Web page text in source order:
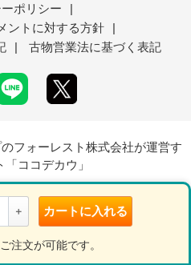
＋ カートに入れる
注文が可能です。
ポリシー
|
ントに対する方針
|
| 古物営業法に基づく表記
フォーレスト株式会社が運営す
ココデカウ」
スマートフォン
Corporation..